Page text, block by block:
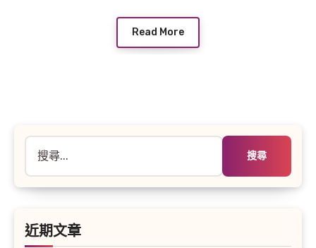
Read More
字:
近期文章